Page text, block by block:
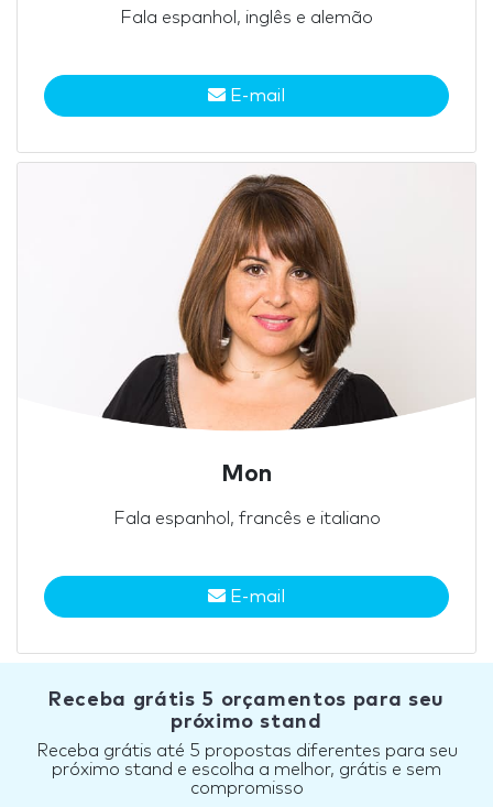
Fala espanhol, inglês e alemão
E-mail
Mon
Fala espanhol, francês e italiano
E-mail
Receba grátis 5 orçamentos para seu
próximo stand
Receba grátis até 5 propostas diferentes para seu
próximo stand e escolha a melhor, grátis e sem
compromisso